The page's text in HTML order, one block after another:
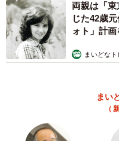
両親は「
じた42歳
ォト」計
まいどなト
まい
（